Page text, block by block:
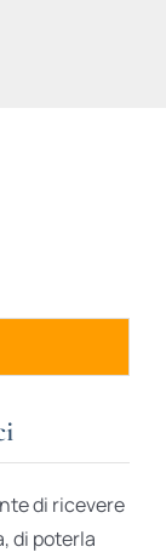
di ricevere
di poterla